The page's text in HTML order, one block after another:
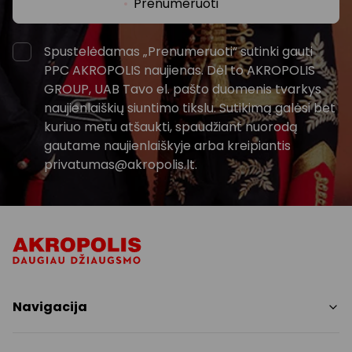
Spustelėdamas „Prenumeruoti“ sutinki gauti
PPC AKROPOLIS naujienas. Dėl to AKROPOLIS
GROUP, UAB Tavo el. pašto duomenis tvarkys
naujienlaiškių siuntimo tikslu. Sutikimą galėsi bet
kuriuo metu atšaukti, spaudžiant nuorodą
gautame naujienlaiškyje arba kreipiantis
privatumas@akropolis.lt.
Navigacija